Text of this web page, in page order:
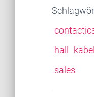
hall
sales